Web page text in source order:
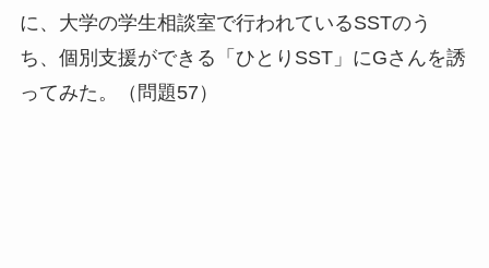
に、大学の学生相談室で行われているSSTのう
ち、個別支援ができる「ひとりSST」にGさんを誘
ってみた。（問題57）